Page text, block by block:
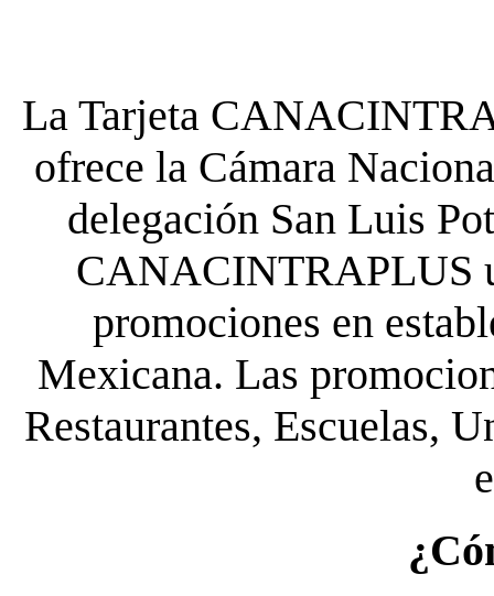
La Tarjeta
ofrece la Cámara
delegación San Luis
CANACINTRAPLUS
promociones en
Mexicana. Las
Restaurantes, Escuelas,